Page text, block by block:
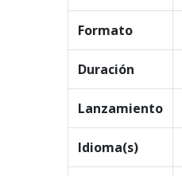
Formato
Duración
Lanzamiento
Idioma(s)